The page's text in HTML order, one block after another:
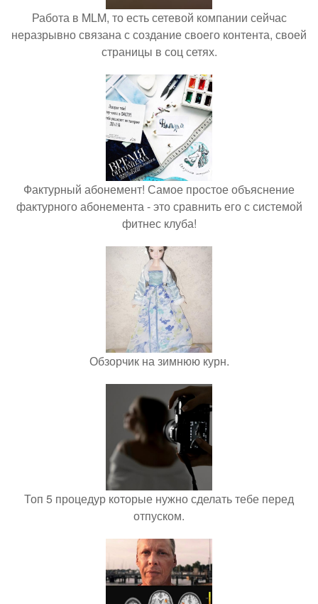
Работа в MLM, то есть сетевой компании сейчас
неразрывно связана с создание своего контента, своей
страницы в соц сетях.
Фактурный абонемент! Самое простое объяснение
фактурного абонемента - это сравнить его с системой
фитнес клуба!
Обзорчик на зимнюю курн.
Топ 5 процедур которые нужно сделать тебе перед
отпуском.